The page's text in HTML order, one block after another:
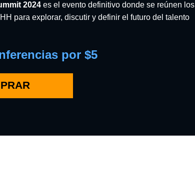
2024 es el evento definitivo donde se reúnen los
para explorar, discutir y definir el futuro del talento
por $5